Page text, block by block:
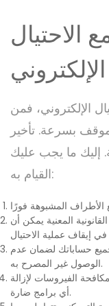
الاحتيال
الإلكتروني
الإلكتروني، فمن
بسرعة. تأخير
إليك ما يجب عليك
القيام به:
المعنية يمكن أن
حساباتك لضمان عدم
الوصول غير المصرح به.
الفيروسات لإزالة
أي برامج ضارة.